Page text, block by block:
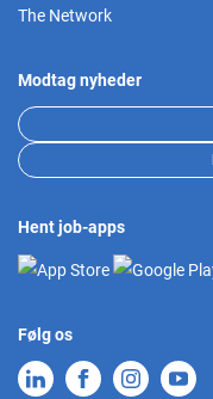
The Network
Modtag nyheder
Hent job-apps
Følg os